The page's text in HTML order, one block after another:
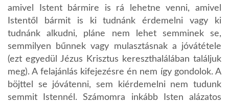
amivel Istent bármire is rá lehetne venni, amivel
Istentől bármit is ki tudnánk érdemelni vagy ki
tudnánk alkudni, pláne nem lehet semminek se,
semmilyen bűnnek vagy mulasztásnak a jóvátétele
(ezt egyedül Jézus Krisztus kereszthalálában találjuk
meg). A felajánlás kifejezésre én nem így gondolok. A
böjttel se jóvátenni, sem kiérdemelni nem tudunk
semmit Istennél. Számomra inkább Isten alázatos